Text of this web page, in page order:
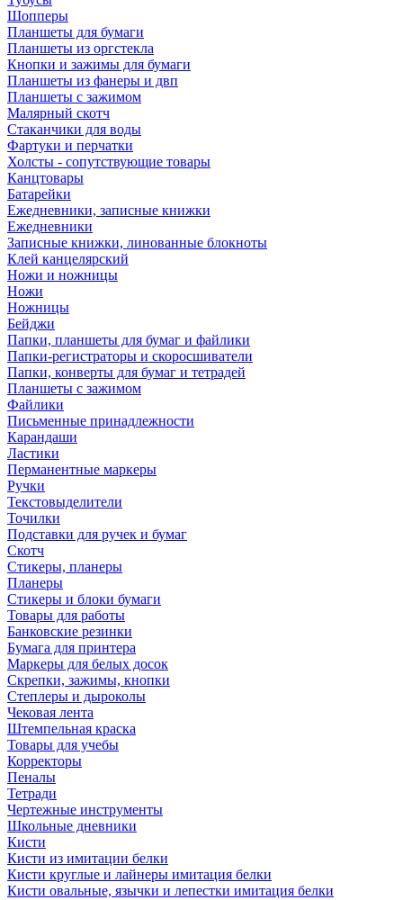
Шопперы
Планшеты для бумаги
Планшеты из оргстекла
Кнопки и зажимы для бумаги
Планшеты из фанеры и двп
Планшеты с зажимом
Малярный скотч
Стаканчики для воды
Фартуки и перчатки
Холсты - сопутствующие товары
Канцтовары
Батарейки
Ежедневники, записные книжки
Ежедневники
Записные книжки, линованные блокноты
Клей канцелярский
Ножи и ножницы
Ножи
Ножницы
Бейджи
Папки, планшеты для бумаг и файлики
Папки-регистраторы и скоросшиватели
Папки, конверты для бумаг и тетрадей
Планшеты с зажимом
Файлики
Письменные принадлежности
Карандаши
Ластики
Перманентные маркеры
Ручки
Текстовыделители
Точилки
Подставки для ручек и бумаг
Скотч
Стикеры, планеры
Планеры
Стикеры и блоки бумаги
Товары для работы
Банковские резинки
Бумага для принтера
Маркеры для белых досок
Скрепки, зажимы, кнопки
Степлеры и дыроколы
Чековая лента
Штемпельная краска
Товары для учебы
Корректоры
Пеналы
Тетради
Чертежные инструменты
Школьные дневники
Кисти
Кисти из имитации белки
Кисти круглые и лайнеры имитация белки
Кисти овальные, язычки и лепестки имитация белки